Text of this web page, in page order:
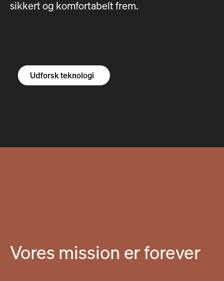
sikkert og komfortabelt frem.
Udforsk R1S
Udforsk R1T
Udforsk varevogne
Udforsk teknologi
Vores mission er forever